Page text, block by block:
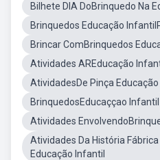
Bilhete DIA DoBrinquedo Na
Brinquedos Educação
Brincar ComBrinquedos
Atividades AREducação
AtividadesDe Pinça Educação
BrinquedosEducaççao Infantil
Atividades
Atividades Da História
Educação Infantil